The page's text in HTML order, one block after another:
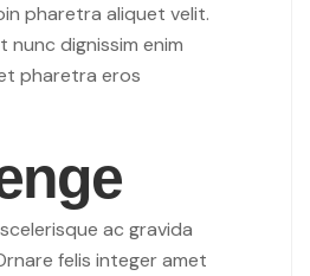
pharetra aliquet velit.
dignissim enim
pharetra eros
ac gravida
felis integer amet